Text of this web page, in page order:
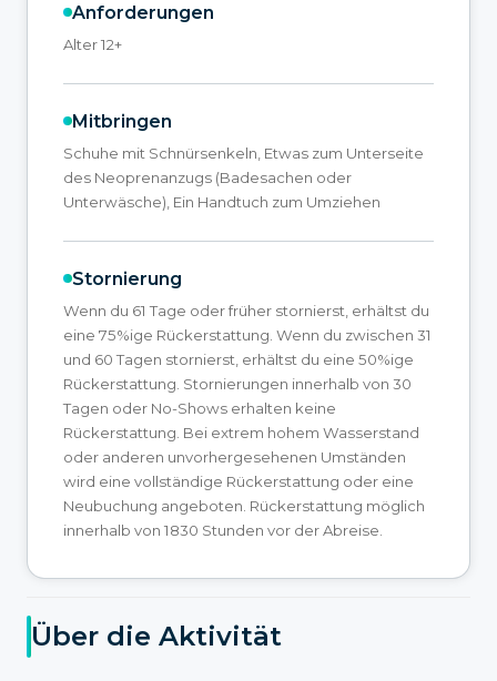
Anforderungen
Alter 12+
Mitbringen
Schuhe mit Schnürsenkeln, Etwas zum Unterseite
des Neoprenanzugs (Badesachen oder
Unterwäsche), Ein Handtuch zum Umziehen
Stornierung
Wenn du 61 Tage oder früher stornierst, erhältst du
eine 75%ige Rückerstattung. Wenn du zwischen 31
und 60 Tagen stornierst, erhältst du eine 50%ige
Rückerstattung. Stornierungen innerhalb von 30
Tagen oder No-Shows erhalten keine
Rückerstattung. Bei extrem hohem Wasserstand
oder anderen unvorhergesehenen Umständen
wird eine vollständige Rückerstattung oder eine
Neubuchung angeboten. Rückerstattung möglich
innerhalb von 1830 Stunden vor der Abreise.
Über die Aktivität